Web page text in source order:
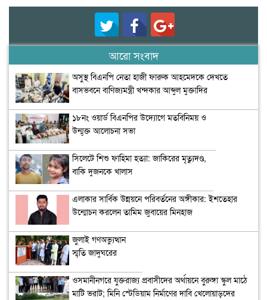
আরো সংবাদ
অসুস্থ বিএনপি নেতা হাজী ফারুক আহমেদকে দেখতে
বাসভবনে বাণিজ্যমন্ত্রী খন্দকার আব্দুল মুক্তাদির
১৮নং ওয়ার্ড বিএনপির উদ্যোগে মতবিনিময় ও
উন্মুক্ত আলোচনা সভা
সিলেটে শিশু ফাহিমা হত্যা: জাকিরের মৃত্যুদণ্ড,
বাকি দুজনকে খালাস
এলাকার সার্বিক উন্নয়নে পরিবর্তনের অঙ্গীকার: ইশতেহার
উন্মোচন করলেন তামিম জুবায়ের মিনহাজ
জুলাই গণঅভ্যুত্থান
স্মৃতি জাদুঘরের
ওসমানীনগরে যুক্তরাজ্য প্রবাসীদের অর্থায়নে বুরুঙ্গা স্কুল মাঠে
মাটি ভরাট; মিনি স্টেডিয়াম নির্মাণের দাবি খেলোয়াড়দের